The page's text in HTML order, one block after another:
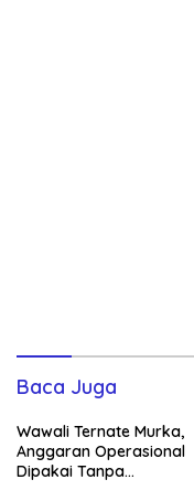
Baca Juga
Wawali Ternate Murka,
Anggaran Operasional
Dipakai Tanpa